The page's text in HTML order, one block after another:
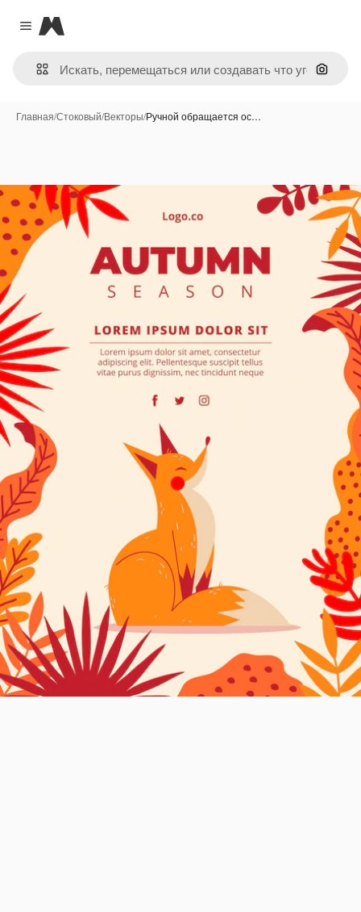
Close menu
Magnific
Поиск
Главная/Стоковый/Векторы/Ручной обращается ос…